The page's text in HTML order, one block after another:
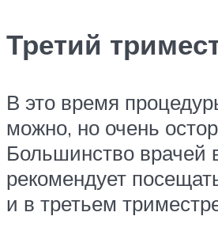
Третий
В это время
можно, но очень
Большинство врачей
рекомендует
и в третьем